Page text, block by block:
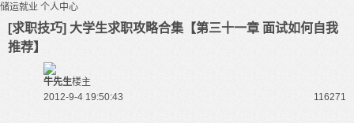
储运就业 个人中心
[求职技巧] 大学生求职攻略合集【第三十一章 面试如何自我
推荐】
牛先生楼主
2012-9-4 19:50:43
116271